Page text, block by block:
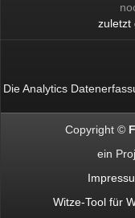
zuletzt
Die Analytics
Copyright ©
ein
Witze-Tool für